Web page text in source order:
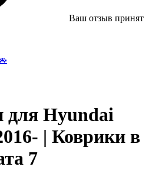
Ваш отзыв принят
для Hyundai
| Коврики в
7